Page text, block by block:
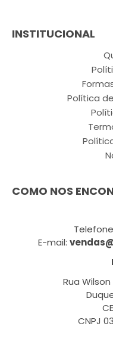
INSTITUCIONAL
Política
COMO NOS
E-mail:
Rua Wilson
CNPJ